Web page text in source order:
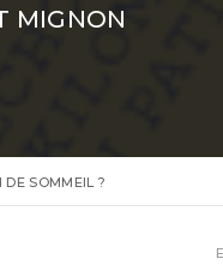
MIGNON
DE SOMMEIL ?